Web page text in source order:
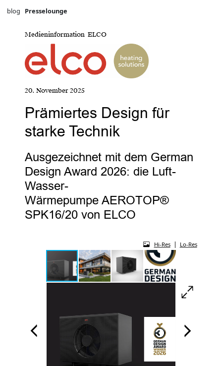
blog Presselounge
Medieninformation ELCO
20. November 2025
Prämiertes Design für
starke Technik
Ausgezeichnet mit dem German
Design Award 2026: die Luft-
Wasser-
Wärmepumpe AEROTOP®
SPK16/20 von ELCO
Hi-Res| Lo-Res